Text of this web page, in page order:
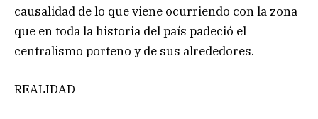
causalidad de lo que viene ocurriendo con la zona
que en toda la historia del país padeció el
centralismo porteño y de sus alrededores.
REALIDAD